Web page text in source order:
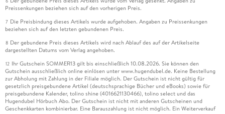
Preissenkungen beziehen sich auf den vorherigen Preis.
7 Die Preisbindung dieses Artikels wurde aufgehoben. Angaben zu Preissenkungen
beziehen sich auf den letzten gebundenen Preis.
8 Der gebundene Preis dieses Artikels wird nach Ablauf des auf der Artikelseite
dargestellten Datums vom Verlag angehoben.
12 Ihr Gutschein SOMMER13 gilt bis einschließlich 10.08.2026. Sie können den
Gutschein ausschließlich online einlösen unter www.hugendubel.de. Keine Bestellung
zur Abholung mit Zahlung in der Filiale möglich. Der Gutschein ist nicht gültig für
gesetzlich preisgebundene Artikel (deutschsprachige Bücher und eBooks) sowie für
preisgebundene Kalender, tolino shine (4016621130466), tolino select und das
Hugendubel Hörbuch Abo. Der Gutschein ist nicht mit anderen Gutscheinen und
Geschenkkarten kombinierbar. Eine Barauszahlung ist nicht möglich. Ein Weiterverkauf